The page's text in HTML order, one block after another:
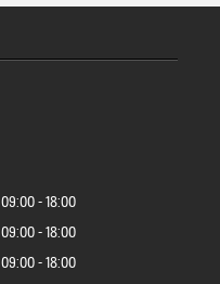
09:00
18:00
09:00
18:00
09:00
18:00